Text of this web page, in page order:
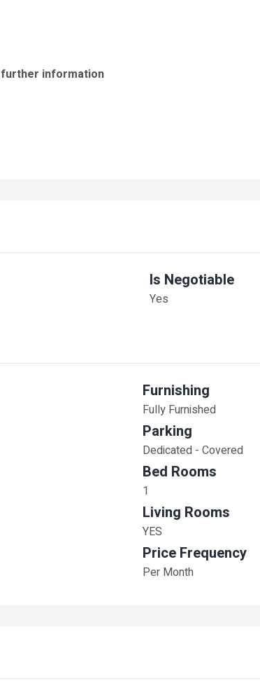
information
Is Negotiable
Yes
Furnishing
Fully Furnished
Parking
Dedicated - Covered
Bed Rooms
1
Living Rooms
YES
Price Frequency
Per Month